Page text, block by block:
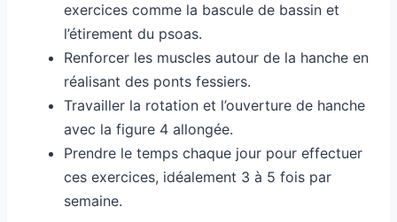
exercices comme la bascule de bassin et
l’étirement du psoas.
Renforcer les muscles autour de la hanche en
réalisant des ponts fessiers.
Travailler la rotation et l’ouverture de hanche
avec la figure 4 allongée.
Prendre le temps chaque jour pour effectuer
ces exercices, idéalement 3 à 5 fois par
semaine.